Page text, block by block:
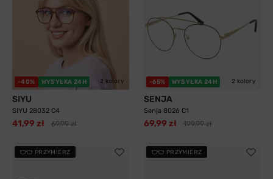
-40% WYSYŁKA 24H 2 kolory
SIYU
SIYU 28032 C4
41,99 zł 69,99 zł
-65% WYSYŁKA 24H 2 kolory
SENJA
Senja 8026 C1
69,99 zł 199,99 zł
PRZYMIERZ PRZYMIERZ